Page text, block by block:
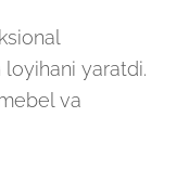
yaratdi.
va